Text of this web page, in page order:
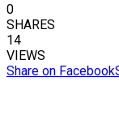
0
SHARES
14
VIEWS
Share on Facebook